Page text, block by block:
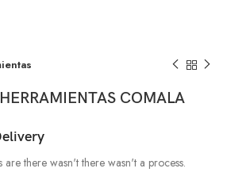
COMALA
are there wasn't there wasn't a process.